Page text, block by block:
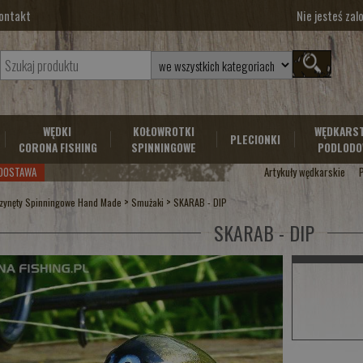
Nie jesteś
WĘDKI
CORONA FISHING
KOŁOWROTKI
SPINNINGOWE
PLECIONKI
Artykuły wędkarskie
Spinningowe Hand Made > Smużaki > SKARAB - DIP
SKARAB - DIP